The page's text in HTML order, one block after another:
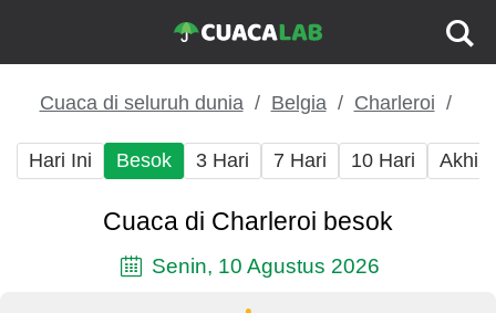
Cuaca di seluruh dunia Belgia Charleroi
Hari Ini Besok 3 Hari 7 Hari 10 Hari Akhir
Cuaca di Charleroi besok
Senin, 10 Agustus 2026